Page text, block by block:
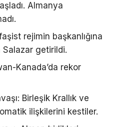
Almanya
rejimin başkanlığına
getirildi.
Kanada’da rekor
Birleşik Krallık ve
ilişkilerini kestiler.